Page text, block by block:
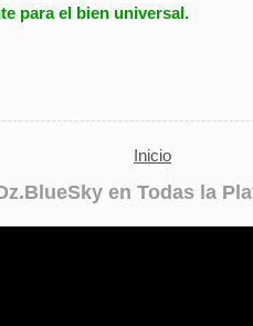
para el bien universal.
Inicio
en Todas la